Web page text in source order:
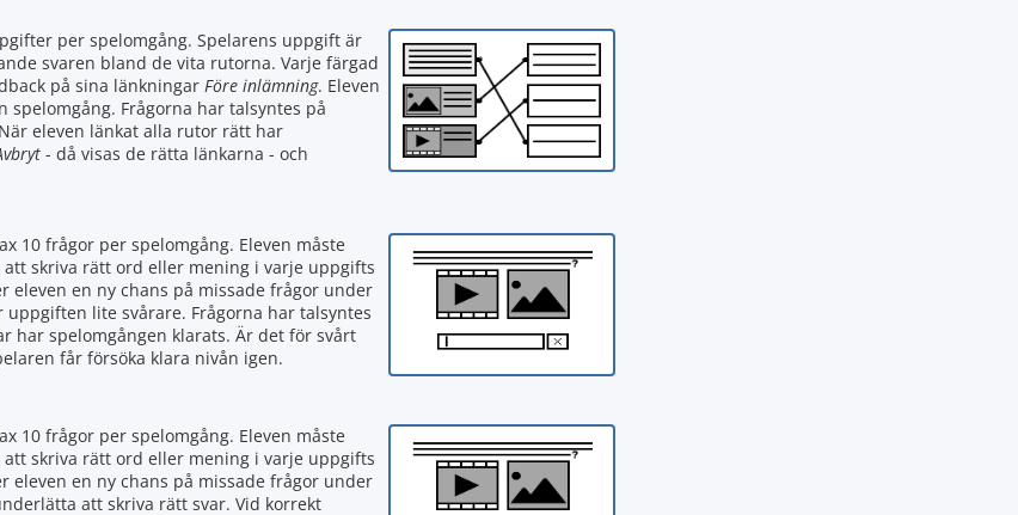
per spelomgång. Spelarens uppgift är
svaren bland de vita rutorna. Varje färgad
på sina länkningar Före inlämning. Eleven
Frågorna har talsyntes på
eleven länkat alla rutor rätt har
- då visas de rätta länkarna - och
10 frågor per spelomgång. Eleven måste
skriva rätt ord eller mening i varje uppgifts
eleven en ny chans på missade frågor under
lite svårare. Frågorna har talsyntes
har spelomgången klarats. Är det för svårt
får försöka klara nivån igen.
10 frågor per spelomgång. Eleven måste
skriva rätt ord eller mening i varje uppgifts
eleven en ny chans på missade frågor under
att skriva rätt svar. Vid korrekt